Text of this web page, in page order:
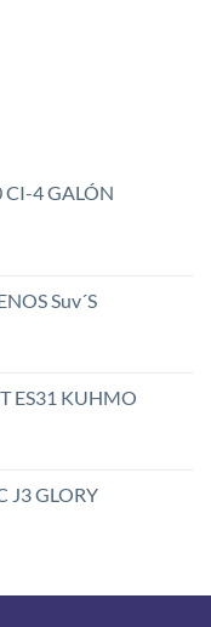
CI-4 GALÓN
Suv´S
ES31 KUHMO
J3 GLORY